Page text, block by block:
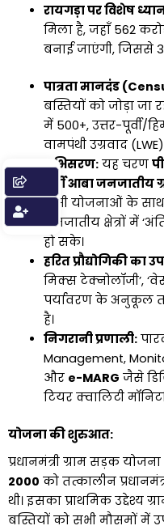
रायगड़ा पर विशेष
मिला है, जहाँ 562
बनाई जाएंगी, जिससे
पात्रता मानदंड
बस्तियों को जोड़ा जा
में 500+, उत्तर-पूर्वी/
वामपंथी उग्रवाद
अभिसरण:यह चरण
धर्ती आबा जनजातीय
जैसी योजनाओं के
जनजातीय क्षेत्रों में
हो सके।
हरित प्रौद्योगिकी का
मिक्स टेक्नोलॉजी’,
पर्यावरण के अनुकूल
है।
निगरानी प्रणाली:
Management,
और e-MARG जैसे
टियर क्वालिटी
योजना की शुरुआत:
प्रधानमंत्री ग्राम सड़क
2000 को तत्कालीन
थी। इसका प्राथमिक उद्देश्य
बस्तियों को सभी मौसमों में